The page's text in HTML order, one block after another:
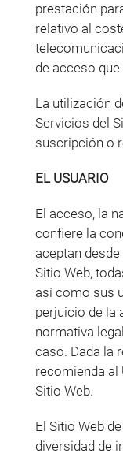
prestación
relativo al
de acceso
La utilización de alguno de los Contenidos o
Servicios del
suscripción o
EL USUARIO
El acceso, la navegación y uso del Sitio Web,
confiere la
aceptan
Sitio Web,
así como sus
perjuicio de la
normativa
caso. Dada la
recomienda al
Sitio Web.
El Sitio Web de Llenya i Pellets S.L. proporciona gran
diversidad de